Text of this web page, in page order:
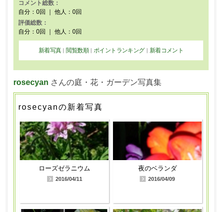
コメント総数：
自分：0回 ｜ 他人：0回
評価総数：
自分：0回 ｜ 他人：0回
新着写真 ｜ 閲覧数順｜ ポイントランキング｜ 新着コメント
rosecyan さんの庭・花・ガーデン写真集
rosecyanの新着写真
ローズゼラニウム
2016/04/11
夜のベランダ
2016/04/09